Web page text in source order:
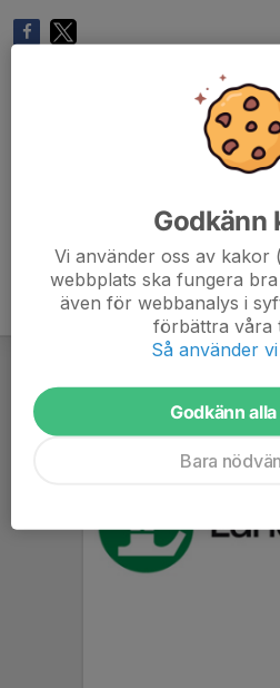
Godkänn
Vi använder oss av kakor
webbplats ska fungera
även för webbanalys i
förbättra våra
Så använder
Godkänn
Bara